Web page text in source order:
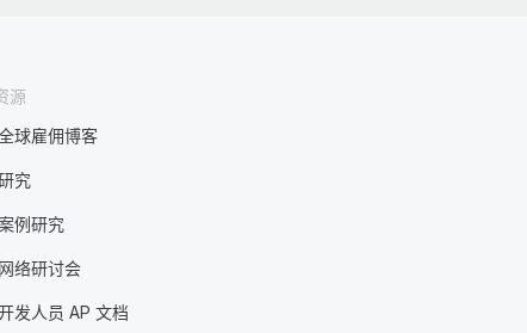
源
球雇佣博客
究
例研究
网络研讨会
发人员 AP 文档